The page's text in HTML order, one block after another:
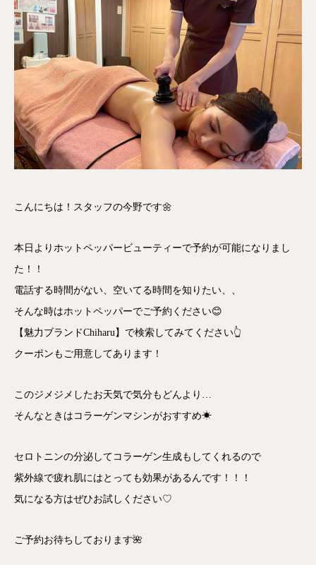
こんにちは！スタッフの今野です🌼
本日よりホットペッパービューティーで予約が可能になりまし
た！！
電話する時間がない、空いてる時間を知りたい、、
そんな時はホットペッパーでご予約ください😊
【魅力ブランドChiharu】で検索してみてください👆
クーポンもご用意してあります！
このジメジメしたお天気で気分もどんより…
そんなときはコラーゲンマシンがおすすめ☀
セロトニンの分泌してコラーゲン生成もしてくれるので
紫外線で疲れ肌にはとっても効果があるんです！！！
気になる方はぜひお試しください♡
ご予約お待ちしております🌺